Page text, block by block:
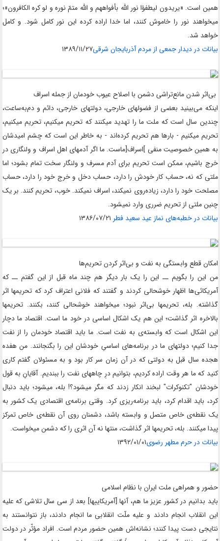
همین است. «یریدون لیطفؤا نور الله بأفواههم و اللَّه متمّ نوره و لو کره الکافرون»؛
میخواهند نور را خاموش کنند، اما خدا اراده کرده این نور کامل شود. و کامل
خواهد شد.
بیانات در دیدار جمعی از مردم آذربایجان شرقی۱۳۸۹/۱۱/۲۷
بی‌اثر شدن مانع‌تراشی دشمن با اصلاح عیوب خودمان از جمله اسراف
اینکه می‌بینید بعضی از فضولهای خارجی، دولتهای خارجی، دائم و دم‌به‌ساعت،
چندین سال است که ملت ما را تهدید میکنند که تحریم میکنیم، تحریم میکنیم،
تحریم میکنیم - بارها هم تحریم کرده‌اند - به خاطر این است که چشم امیدشان
به همین خصوصیت منفی ]اسراف[ماست. ما اگر آدمهای اهل اسراف و ولنگاری در
خرج باشیم، ممکن است تحریم برای آدم مسرف و ولنگار سخت تمام بشود؛ اما
ملتی که نه، حساب کار خودش را دارد، حساب دخل و خرج خود را دارد، حساب
مصلحت خود را دارد، زیاده‌روی نمیکند، اسراف نمیکند. خوب، تحریم کنند. بر یک
چنین ملتی از تحریم ضرری وارد نمیشود.
بیانات در ‌خطبه‌‌های نماز عید سعید فطر ۱۳۸۶/۰۷/۲۱
امکان قطع وابستگی به نفت و بی‌اثر کردن تحریم‌ها
من این را بگویم ــ این را یک بار دیگر هم چند ماه قبل از این گفتم ــ که
آمریکائی‌ها اظهار خوشحالی کردند و گفتند که فلانی اعتراف کرد که تحریمها اثر
گذاشته. بله، تحریمها بی‌اثر نبود؛ میخواهند خوشحالی کنند، بکنند.تحریمها
بالاخره اثر گذاشت؛ این هم یک اشکال اساسی در خود ما است. اقتصاد ما دچار
این اشکال است که وابسته‌ی به نفت است. ما باید اقتصاد خودمان را از نفت
جدا کنیم؛ دولتهای ما در برنامه‌های اساسیِ خودشان این را بگنجانند. من هفده
هجده سال قبل به دولتی که در آن زمان سر کار بود و به مسئولان گفتم کاری
کنید که ما هر وقت اراده کردیم، بتوانیم درِ چاههای نفت را ببندیم. آقایانِ به قول
خودشان "تکنوکرات" لبخند انکار زدند که مگر میشود؟! بله، میشود؛ باید دنبال
کرد، باید اقدام کرد، باید برنامه‌ریزی کرد. وقتی برنامه‌ی اقتصادی یک کشور به
یک نقطه‌ی خاص متصل و وابسته باشد، دشمنان روی آن نقطه‌ی خاص تمرکز
پیدا میکنند. بله، تحریمها اثر گذاشت، منتها نه آن اثری را که دشمن میخواست.
بیانات در حرم مطهر رضوی۱۳۹۲/۰۱/۰۱
حضور و همراهی ملت ایران با نظام اسلامی
باید بدانیم در کشور عزیز ما هم، آنها ]آمریکاییها[ بعد از سی سال تلاشی که علیه
این انقلاب انجام دادند و علیه ملّت انقلابی ما انجام دادند، باز نتوانستند به
نتایجی دست پیدا کنند؛ نشانه‌اش همین حضور مردم است. افراد مؤثّر در دولت